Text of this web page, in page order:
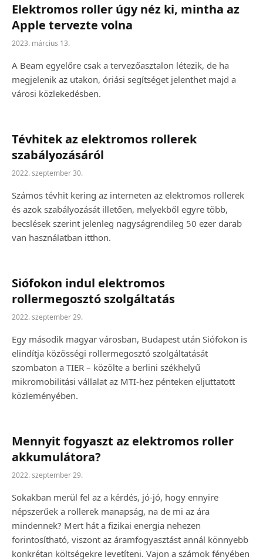
Elektromos roller úgy néz ki, mintha az
Apple tervezte volna
2023. március 13.
A Beam egyelőre csak a tervezőasztalon létezik, de ha
megjelenik az utakon, óriási segítséget jelenthet majd a
városi közlekedésben.
Tévhitek az elektromos rollerek
szabályozásáról
2022. szeptember 30.
Számos tévhit kering az interneten az elektromos rollerek
és azok szabályozását illetően, melyekből egyre több,
becslések szerint jelenleg nagyságrendileg 50 ezer darab
van használatban itthon.
Siófokon indul elektromos
rollermegosztó szolgáltatás
2022. szeptember 29.
Egy második magyar városban, Budapest után Siófokon is
elindítja közösségi rollermegosztó szolgáltatását
szombaton a TIER – közölte a berlini székhelyű
mikromobilitási vállalat az MTI-hez pénteken eljuttatott
közleményében.
Mennyit fogyaszt az elektromos roller
akkumulátora?
2022. szeptember 29.
Sokakban merül fel az a kérdés, jó-jó, hogy ennyire
népszerűek a rollerek manapság, na de mi az ára
mindennek? Mert hát a fizikai energia nehezen
forintosítható, viszont az áramfogyasztást annál könnyebb
konkrétan költségekre levetíteni. Vajon a számok fényében